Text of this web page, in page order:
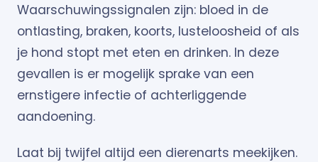
Waarschuwingssignalen zijn: bloed in de
ontlasting, braken, koorts, lusteloosheid of als
je hond stopt met eten en drinken. In deze
gevallen is er mogelijk sprake van een
ernstigere infectie of achterliggende
aandoening.
Laat bij twijfel altijd een dierenarts meekijken.